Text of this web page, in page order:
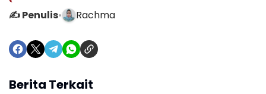
✍️ Penulis• Rachma
Berita Terkait